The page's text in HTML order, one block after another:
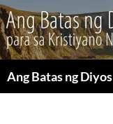
Ang Batas ng Diyos